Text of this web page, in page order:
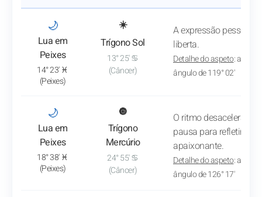
🌙
Lua em
Peixes
: Ver a análise do trânsito
14° 23' ♓
(Peixes)
☀️
Trígono Sol
13° 25' ♋
(Câncer)
A expressão pessoal
liberta.
Detalhe do aspeto:
ângulo de 119° 02'
🌙
Lua em
Peixes
: Ver a análise do trânsito
18° 38' ♓
(Peixes)
🔘
Trígono
Mercúrio
24° 55' ♋
(Câncer)
O ritmo desacelera,
pausa para refletir ou
apaixonante.
Detalhe do aspeto:
ângulo de 126° 17'